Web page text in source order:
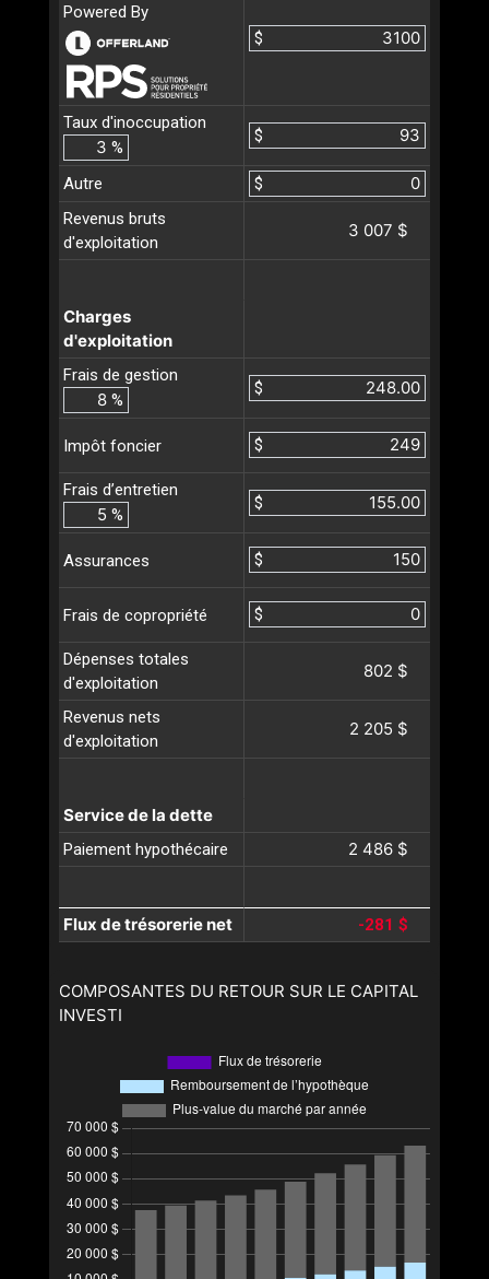
Powered By
$
Taux d'inoccupation
%
$
Autre
$
Revenus bruts
d'exploitation
3 007 $
Charges
d'exploitation
Frais de gestion
%
$
Impôt foncier $
Frais d’entretien
%
$
Assurances $
Frais de copropriété $
Dépenses totales
d'exploitation
802 $
Revenus nets
d'exploitation
2 205 $
Service de la dette
Paiement hypothécaire 2 486 $
Flux de trésorerie net -281 $
COMPOSANTES DU RETOUR SUR LE CAPITAL
INVESTI